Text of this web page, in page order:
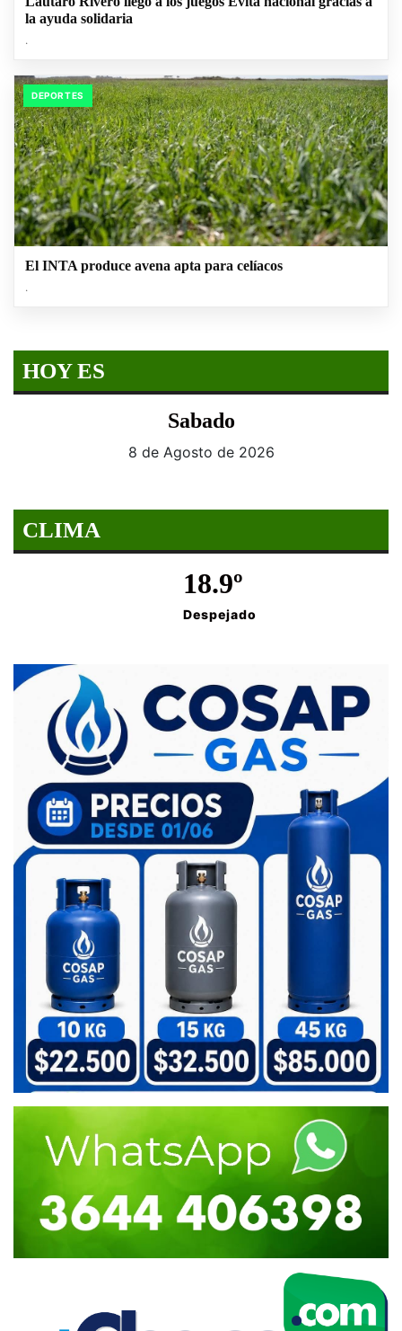
la ayuda solidaria
.
DEPORTES
El INTA produce avena apta para celíacos
.
HOY ES
Sabado
8 de Agosto de 2026
CLIMA
18.9º
Despejado